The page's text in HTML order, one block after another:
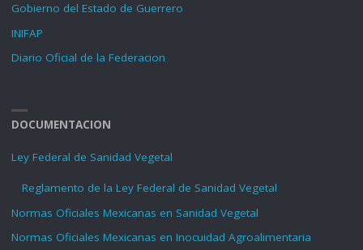
Gobierno del Estado de Guerrero
INIFAP
Diario Oficial de la Federacion
DOCUMENTACION
Ley Federal de Sanidad Vegetal
Reglamento de la Ley Federal de Sanidad Vegetal
Normas Oficiales Mexicanas en Sanidad Vegetal
Normas Oficiales Mexicanas en Inocuidad Agroalimentaria